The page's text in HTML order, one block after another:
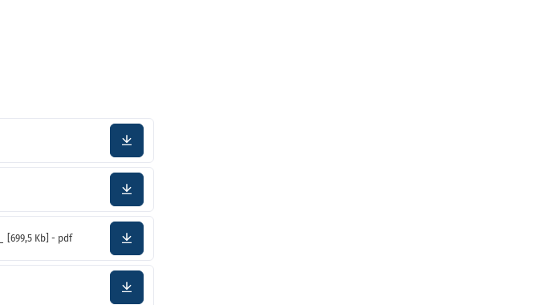
Downloaden
Downloaden
699,5 Kb pdf
Downloaden
Downloaden